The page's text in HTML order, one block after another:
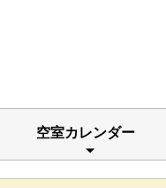
空室カレンダー